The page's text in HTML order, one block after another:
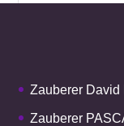
Zauberer David
Zauberer